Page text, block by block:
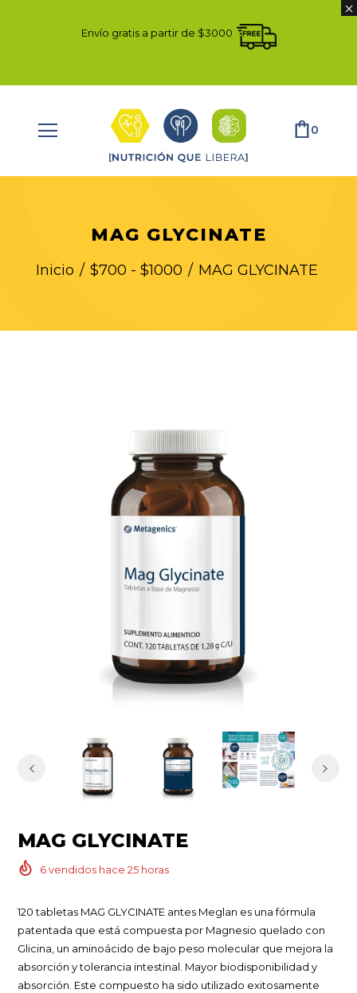
Envío gratis a partir de $3000
0
MAG GLYCINATE
Inicio / $700 - $1000 / MAG GLYCINATE
MAG GLYCINATE
6vendidos hace25 horas
120 tabletas MAG GLYCINATE antes Meglan es una fórmula
patentada que está compuesta por Magnesio quelado con
Glicina, un aminoácido de bajo peso molecular que mejora la
absorción y tolerancia intestinal. Mayor biodisponibilidad y
absorción. Este compuesto ha sido utilizado exitosamente